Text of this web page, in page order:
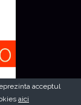
acceptul
aici